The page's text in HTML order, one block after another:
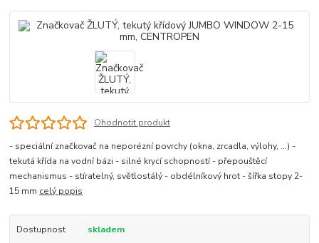
Ohodnotit produkt
- speciální značkovač na neporézní povrchy (okna, zrcadla, výlohy, …) -
tekutá křída na vodní bázi - silné krycí schopností - přepouštěcí
mechanismus - stíratelný, světlostálý - obdélníkový hrot - šířka stopy 2-
15 mm celý popis
Dostupnost skladem